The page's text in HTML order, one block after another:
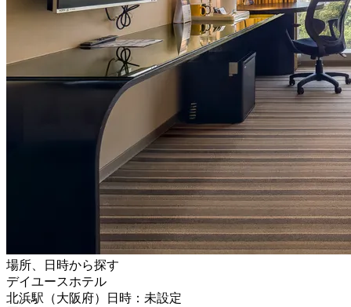
場所、日時から探す
デイユースホテル
北浜駅（大阪府）
日時：未設定